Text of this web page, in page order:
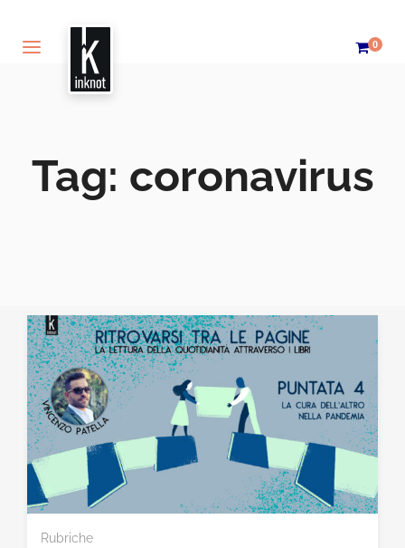
0
Tag: coronavirus
Rubriche